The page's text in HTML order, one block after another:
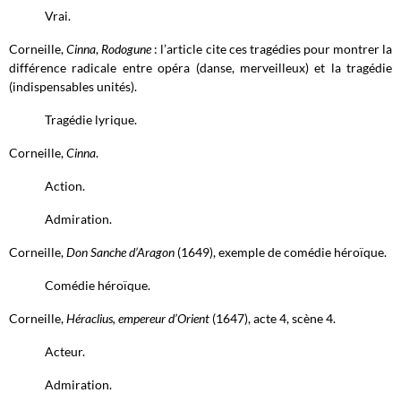
Vrai.
Corneille,Cinna, Rodogune: l’article cite ces tragédies pour montrer la
différence radicale entre opéra (danse, merveilleux) et la tragédie
(indispensables unités).
Tragédie lyrique.
Corneille,Cinna.
Action.
Admiration.
Corneille,Don Sanche d’Aragon (1649), exemple de comédie héroïque.
Comédie héroïque.
Corneille,Héraclius, empereur d’Orient (1647), acte 4, scène 4.
Acteur.
Admiration.